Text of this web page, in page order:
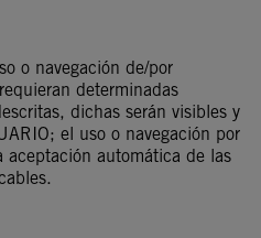
o navegación de/por
determinadas
dichas serán visibles y
el uso o navegación por
automática de las